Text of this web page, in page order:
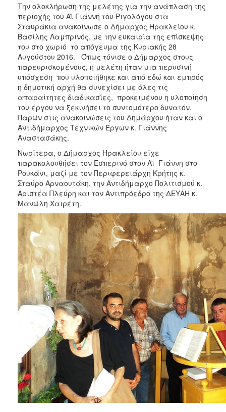
Την ολοκλήρωση της μελέτης για την ανάπλαση της
περιοχής του Άϊ Γιάννη του Ριγολόγου στα
Σταυράκια ανακοίνωσε ο Δήμαρχος Ηρακλείου κ.
Βασίλης Λαμπρινός, με την ευκαιρία της επίσκεψης
του στο χωριό το απόγευμα της Κυριακής 28
Αυγούστου 2016. Όπως τόνισε ο Δήμαρχος στους
παρευρισκομένους, η μελέτη ήταν μια περυσινή
υπόσχεση που υλοποιήθηκε και από εδώ και εμπρός
η δημοτική αρχή θα συνεχίσει με όλες τις
απαραίτητες διαδικασίες, προκειμένου η υλοποίηση
του έργου να ξεκινήσει το συντομότερο δυνατόν.
Παρών στις ανακοινώσεις του Δημάρχου ήταν και ο
Αντιδήμαρχος Τεχνικών Έργων κ. Γιάννης
Αναστασάκης.
Νωρίτερα, ο Δήμαρχος Ηρακλείου είχε
παρακολουθήσει τον Εσπερινό στον Αϊ Γιάννη στο
Ρουκάνι, μαζί με τον Περιφερειάρχη Κρήτης κ.
Σταύρο Αρναουτάκη, την Αντιδήμαρχο Πολιτισμού κ.
Αριστέα Πλεύρη και τον Αντιπρόεδρο της ΔΕΥΑΗ κ.
Μανώλη Χαιρέτη.